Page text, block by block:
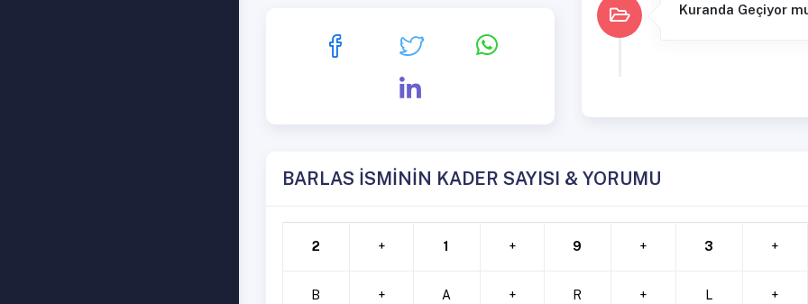
Kuranda Geçiyor
BARLAS İSMİNİN KADER SAYISI & YORUMU
2 + 1 + 9 + 3 +
B + A + R + L +